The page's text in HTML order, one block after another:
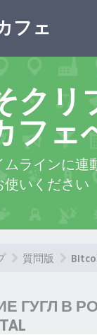
フェ
クリ
フェ
ムラインに連
いください
質問版
ГУГЛ В